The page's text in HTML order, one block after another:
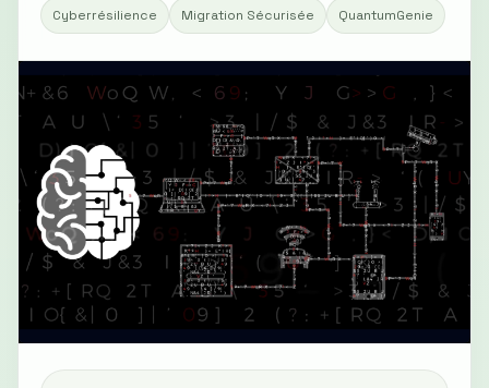
Cyberrésilience Migration Sécurisée QuantumGenie